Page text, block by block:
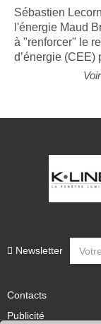
Sébastien
l'énergie Maud
à "renforcer" le
d’énergie (CEE)
Newsletter
Contacts
Publicité